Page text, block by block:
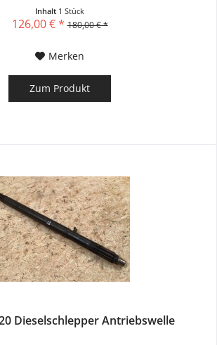
Inhalt 1 Stück
126,00 € * 180,00 € *
Merken
Zum Produkt
Dieselschlepper Antriebswelle